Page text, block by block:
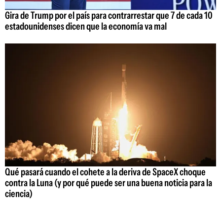
Gira de Trump por el país para contrarrestar que 7 de cada 10
estadounidenses dicen que la economía va mal
Qué pasará cuando el cohete a la deriva de SpaceX choque
contra la Luna (y por qué puede ser una buena noticia para la
ciencia)